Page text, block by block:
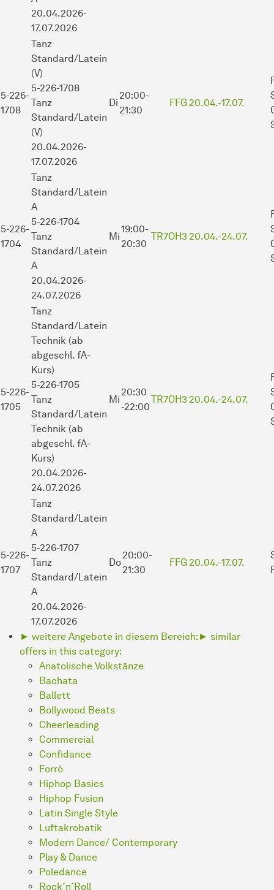
20.04.2026-
17.07.2026
5-226-
1708
Tanz
Standard/Latein
(V)
5-226-1708
Tanz
Standard/Latein
(V)
20.04.2026-
17.07.2026
Di
20:00-
21:30
FFG20.04.-17.07.
5-226-
1704
Tanz
Standard/Latein
A
5-226-1704
Tanz
Standard/Latein
A
20.04.2026-
24.07.2026
Mi
19:00-
20:30
TR7OH3 20.04.-24.07.
5-226-
1705
Tanz
Standard/Latein
Technik (ab
abgeschl. fA-
Kurs)
5-226-1705
Tanz
Standard/Latein
Technik (ab
abgeschl. fA-
Kurs)
20.04.2026-
24.07.2026
Mi
20:30
-22:00
TR7OH3 20.04.-24.07.
5-226-
1707
Tanz
Standard/Latein
A
5-226-1707
Tanz
Standard/Latein
A
20.04.2026-
17.07.2026
Do
20:00-
21:30
FFG20.04.-17.07.
► weitere Angebote in diesem Bereich: ► similar
offers in this category:
Anatolische Volkstänze
Bachata
Ballett
Bollywood Beats
Cheerleading
Commercial
Confidance
Forró
Hiphop Basics
Hiphop Fusion
Latin Single Style
Luftakrobatik
Modern Dance/ Contemporary
Play & Dance
Poledance
Rock´n´Roll